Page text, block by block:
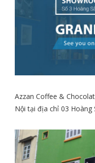
Azzan Coffee &
Nội tại địa chỉ 03 Hoàng